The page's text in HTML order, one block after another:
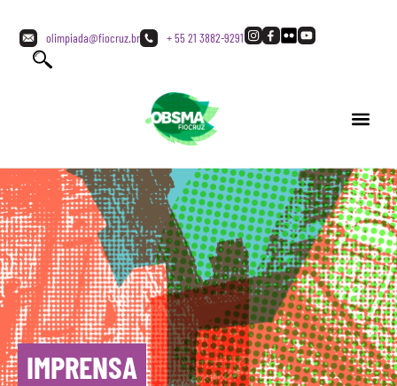
olimpiada@fiocruz.br + 55 21 3882-9291
IMPRENSA